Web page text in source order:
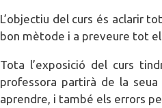
L’objectiu del curs és aclarir
bon mètode i a preveure tot
Tota l’exposició del curs
professora partirà de la
aprendre, i també els errors